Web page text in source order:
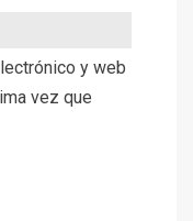
y web
vez que